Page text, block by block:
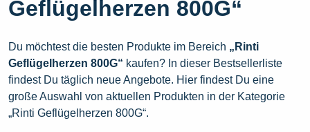
Geflügelherzen 800G“
Du möchtest die besten Produkte im Bereich „Rinti
Geflügelherzen 800G“ kaufen? In dieser Bestsellerliste
findest Du täglich neue Angebote. Hier findest Du eine
große Auswahl von aktuellen Produkten in der Kategorie
„Rinti Geflügelherzen 800G“.